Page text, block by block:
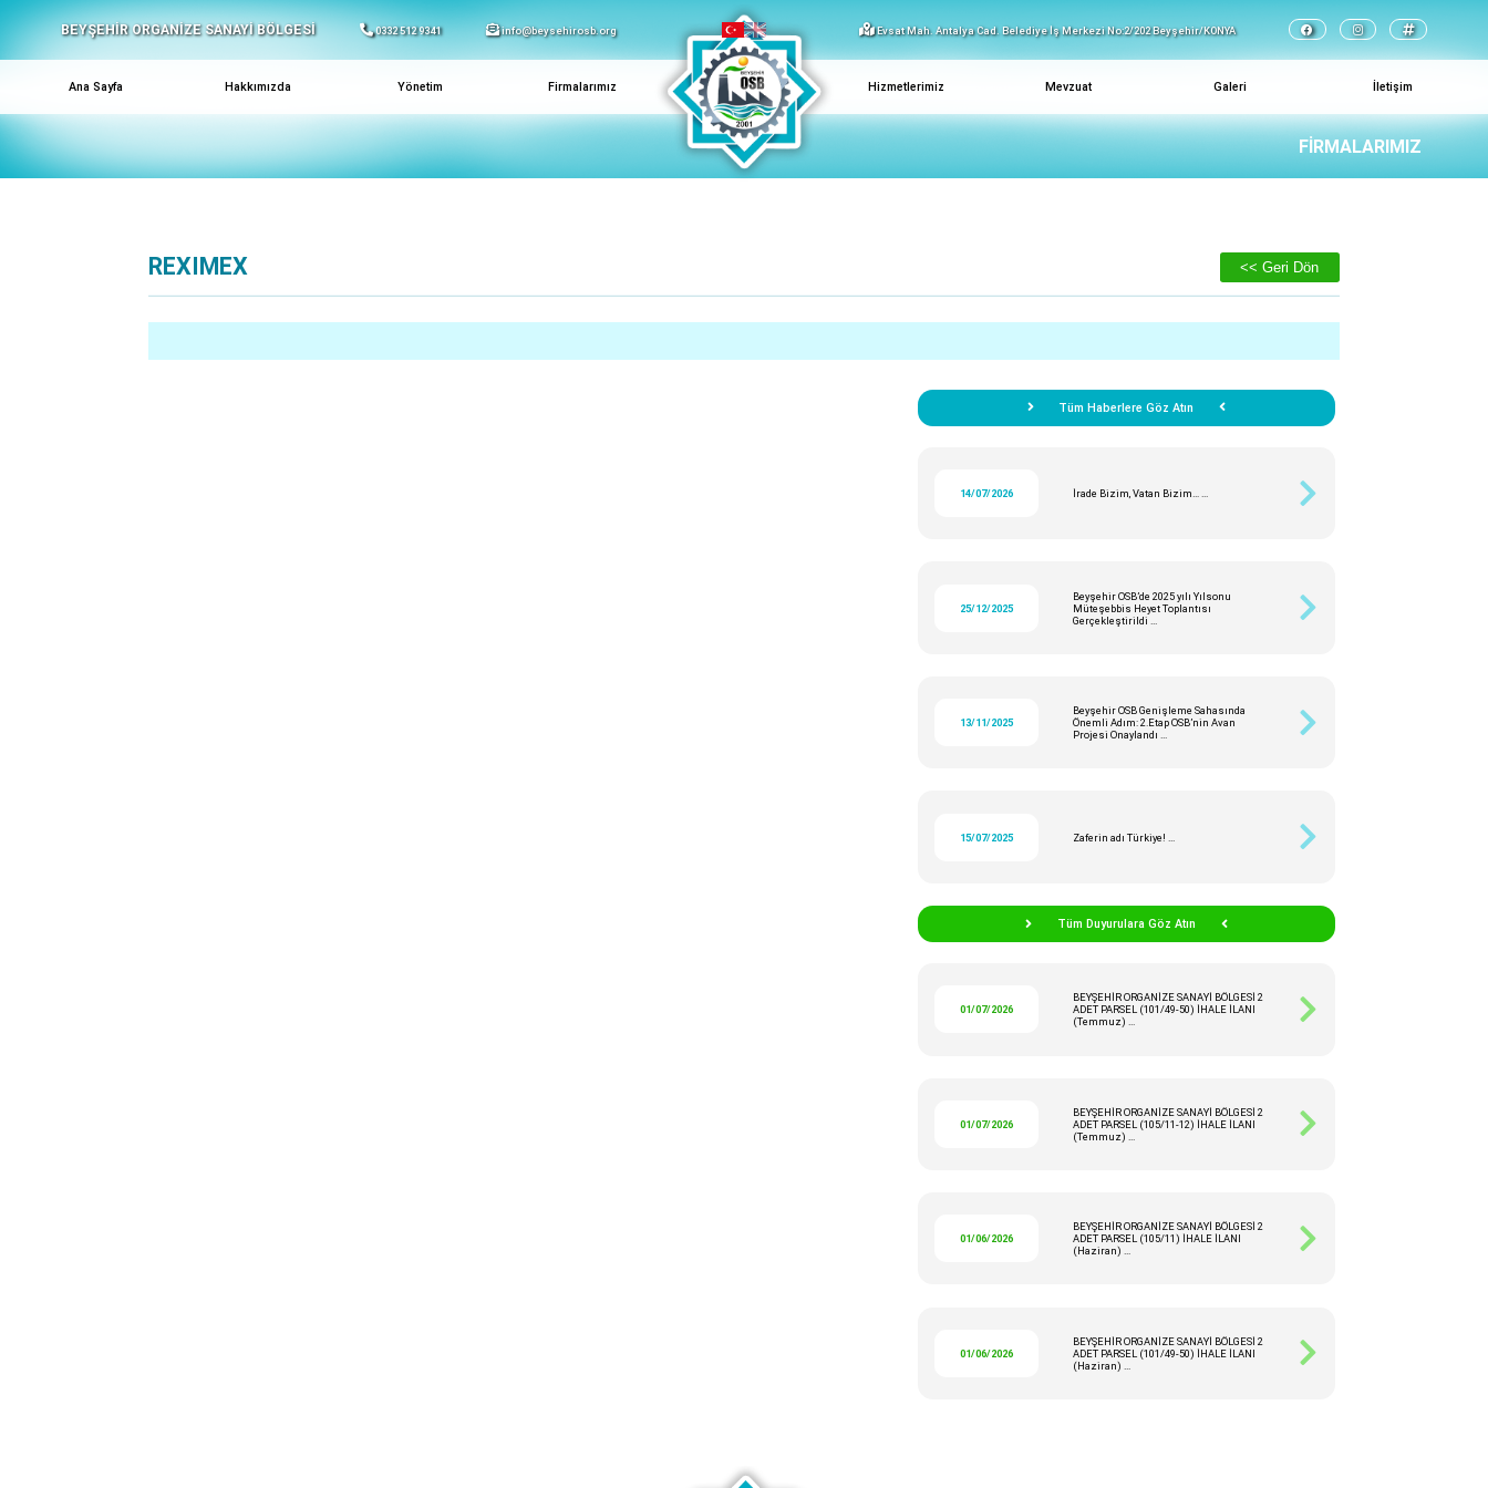
BEYŞEHİR ORGANİZE SANAYİ BÖLGESİ 0332 512 9341 info@beysehirosb.org Evsat Mah. Antalya Cad. Belediye İş Merkezi No:2/202 Beyşehir/KONYA
Ana Sayfa Hakkımızda Yönetim Firmalarımız Hizmetlerimiz Mevzuat Galeri İletişim
Menü
FIRMALARIMIZ
REXIMEX << Geri Dön
Tüm Haberlere Göz Atın
14/07/2026 İrade Bizim, Vatan Bizim… ...
25/12/2025
Beyşehir OSB’de 2025 yılı Yılsonu
Müteşebbis Heyet Toplantısı
Gerçekleştirildi ...
13/11/2025
Beyşehir OSB Genişleme Sahasında
Önemli Adım: 2.Etap OSB’nin Avan
Projesi Onaylandı ...
15/07/2025 Zaferin adı Türkiye! ...
Tüm Duyurulara Göz Atın
01/07/2026
BEYŞEHİR ORGANİZE SANAYİ BÖLGESİ 2
ADET PARSEL (101/49-50) İHALE İLANI
(Temmuz) ...
01/07/2026
BEYŞEHİR ORGANİZE SANAYİ BÖLGESİ 2
ADET PARSEL (105/11-12) İHALE İLANI
(Temmuz) ...
01/06/2026
BEYŞEHİR ORGANİZE SANAYİ BÖLGESİ 2
ADET PARSEL (105/11) İHALE İLANI
(Haziran) ...
01/06/2026
BEYŞEHİR ORGANİZE SANAYİ BÖLGESİ 2
ADET PARSEL (101/49-50) İHALE İLANI
(Haziran) ...